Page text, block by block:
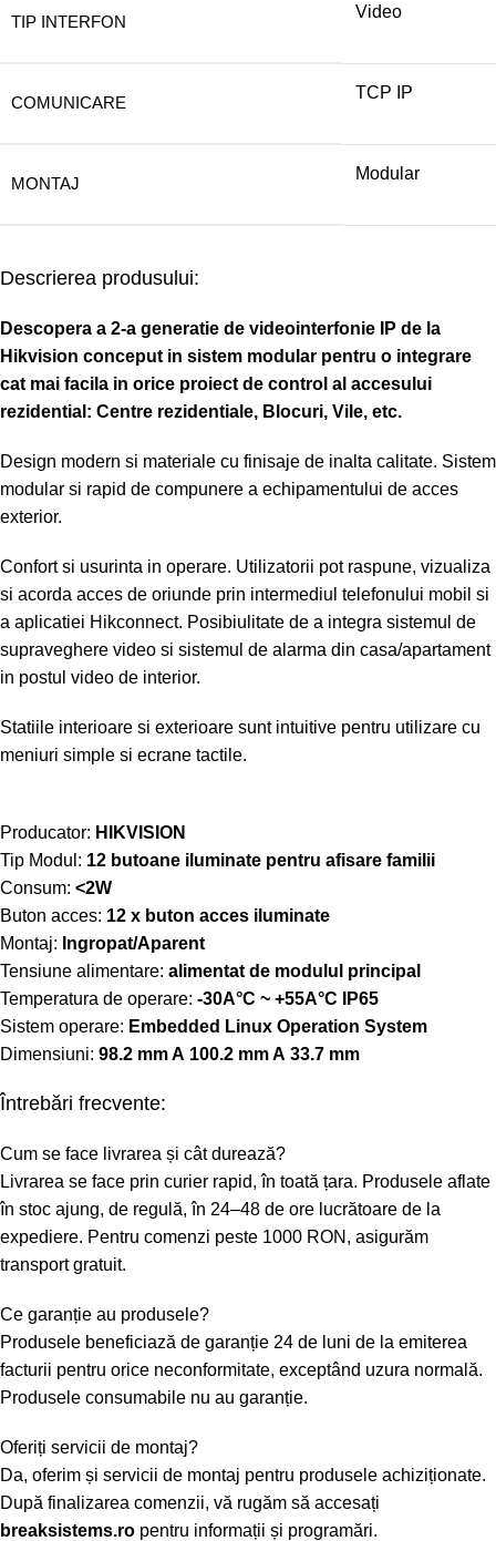
TIP INTERFON
Video
COMUNICARE
TCP IP
MONTAJ
Modular
Descrierea produsului:
Descopera a 2-a generatie de videointerfonie IP de la
Hikvision conceput in sistem modular pentru o integrare
cat mai facila in orice proiect de control al accesului
rezidential: Centre rezidentiale, Blocuri, Vile, etc.
Design modern si materiale cu finisaje de inalta calitate. Sistem
modular si rapid de compunere a echipamentului de acces
exterior.
Confort si usurinta in operare. Utilizatorii pot raspune, vizualiza
si acorda acces de oriunde prin intermediul telefonului mobil si
a aplicatiei Hikconnect. Posibiulitate de a integra sistemul de
supraveghere video si sistemul de alarma din casa/apartament
in postul video de interior.
Statiile interioare si exterioare sunt intuitive pentru utilizare cu
meniuri simple si ecrane tactile.
Producator: HIKVISION
Tip Modul: 12 butoane iluminate pentru afisare familii
Consum: <2W
Buton acces: 12 x buton acces iluminate
Montaj: Ingropat/Aparent
Tensiune alimentare: alimentat de modulul principal
Temperatura de operare: -30A°C ~ +55A°C IP65
Sistem operare: Embedded Linux Operation System
Dimensiuni: 98.2 mm A 100.2 mm A 33.7 mm
Întrebări frecvente:
Cum se face livrarea și cât durează?
Livrarea se face prin curier rapid, în toată țara. Produsele aflate
în stoc ajung, de regulă, în 24–48 de ore lucrătoare de la
expediere. Pentru comenzi peste 1000 RON, asigurăm
transport gratuit.
Ce garanție au produsele?
Produsele beneficiază de garanție 24 de luni de la emiterea
facturii pentru orice neconformitate, exceptând uzura normală.
Produsele consumabile nu au garanție.
Oferiți servicii de montaj?
Da, oferim și servicii de montaj pentru produsele achiziționate.
După finalizarea comenzii, vă rugăm să accesați
breaksistems.ro pentru informații și programări.